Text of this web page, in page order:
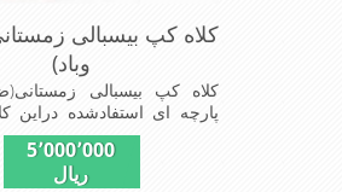
کلاه کپ بیسبالی
وباد)
کلاه کپ بیسبالی
پارچه ای استفادشده دراین
ازجنس شمعی برای دوخت
استفاده می شودبا آستر
5٬000٬000
ریال